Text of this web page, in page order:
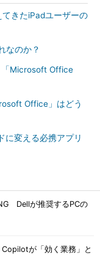
きたiPadユーザーの
なのか？
Microsoft Office
Office」はどう
に変える必携アプリ
Dellが推奨するPCの
が「効く業務」と